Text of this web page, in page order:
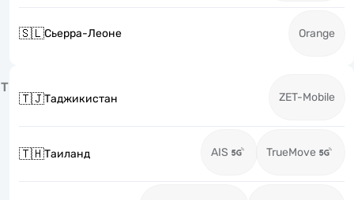
🇸🇱Сьерра-Леоне Orange
Т
🇹🇯Таджикистан ZET-Mobile
🇹🇭Таиланд AIS TrueMove